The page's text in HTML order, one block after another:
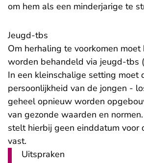
om hem als een minderjarige te
​Jeugd-tbs
Om herhaling te voorkomen
worden behandeld via jeugd-tbs
In een kleinschalige setting moet
persoonlijkheid van de jongen -
geheel opnieuw worden
van gezonde waarden en
stelt hierbij geen einddatum voor
vast.
Uitspraken